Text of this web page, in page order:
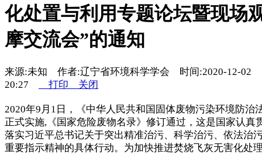
化处置与利用专题论坛暨现场
摩交流会”的通知
来源:未知 作者:辽宁省环境科学学会 时间:2020-12-02
20:27
打印 关闭
2020年9月1日，《中华人民共和国固体废物污染环境防治
正式实施,《国家危险废物名录》修订通过，这是国家认真
落实习近平总书记关于突出精准治污、科学治污、依法治
重要指示精神的具体行动。为加快推进焚烧飞灰无害化处